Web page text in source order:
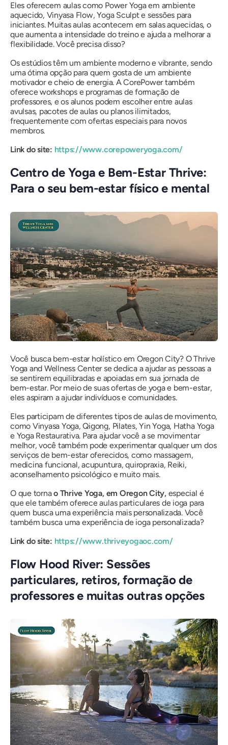
Eles oferecem aulas como Power Yoga em ambiente
aquecido, Vinyasa Flow, Yoga Sculpt e sessões para
iniciantes. Muitas aulas acontecem em salas aquecidas, o
que aumenta a intensidade do treino e ajuda a melhorar a
flexibilidade. Você precisa disso?
Os estúdios têm um ambiente moderno e vibrante, sendo
uma ótima opção para quem gosta de um ambiente
motivador e cheio de energia. A CorePower também
oferece workshops e programas de formação de
professores, e os alunos podem escolher entre aulas
avulsas, pacotes de aulas ou planos ilimitados,
frequentemente com ofertas especiais para novos
membros.
Link do site: https://www.corepoweryoga.com/
Centro de Yoga e Bem-Estar Thrive:
Para o seu bem-estar físico e mental
Você busca bem-estar holístico em Oregon City? O Thrive
Yoga and Wellness Center se dedica a ajudar as pessoas a
se sentirem equilibradas e apoiadas em sua jornada de
bem-estar. Por meio de suas ofertas de yoga e bem-estar,
eles aspiram a ajudar indivíduos e comunidades.
Eles participam de diferentes tipos de aulas de movimento,
como Vinyasa Yoga, Qigong, Pilates, Yin Yoga, Hatha Yoga
e Yoga Restaurativa. Para ajudar você a se movimentar
melhor, você também pode experimentar qualquer um dos
serviços de bem-estar oferecidos, como massagem,
medicina funcional, acupuntura, quiropraxia, Reiki,
aconselhamento psicológico e muito mais.
O que tornao Thrive Yoga, em Oregon City,especial é
que ele também oferece aulas particulares de ioga para
quem busca uma experiência mais personalizada. Você
também busca uma experiência de ioga personalizada?
Link do site: https://www.thriveyogaoc.com/
Flow Hood River: Sessões
particulares, retiros, formação de
professores e muitas outras opções